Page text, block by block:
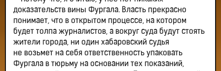
доказательств вины Фургала. Власть прекрасно
понимает, что в открытом процессе, на котором
будет толпа журналистов, а вокруг суда будут стоять
жители города, ни один хабаровский судья
не возьмет на себя ответственность упаковать
Фургала в тюрьму на основании тех показаний,